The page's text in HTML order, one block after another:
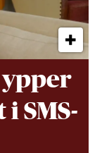
ypper
SMS-